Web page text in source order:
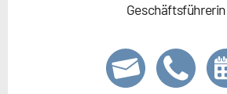
Geschäftsführerin